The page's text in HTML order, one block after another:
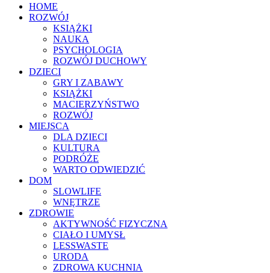
HOME
ROZWÓJ
KSIĄŻKI
NAUKA
PSYCHOLOGIA
ROZWÓJ DUCHOWY
DZIECI
GRY I ZABAWY
KSIĄŻKI
MACIERZYŃSTWO
ROZWÓJ
MIEJSCA
DLA DZIECI
KULTURA
PODRÓŻE
WARTO ODWIEDZIĆ
DOM
SLOWLIFE
WNĘTRZE
ZDROWIE
AKTYWNOŚĆ FIZYCZNA
CIAŁO I UMYSŁ
LESSWASTE
URODA
ZDROWA KUCHNIA